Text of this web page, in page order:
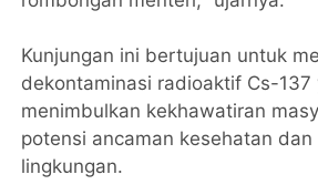
Kunjungan ini bertujuan untuk
dekontaminasi radioaktif Cs-137
menimbulkan kekhawatiran
potensi ancaman kesehatan
lingkungan.